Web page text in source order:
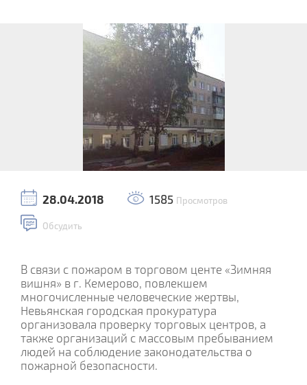
28.04.2018 1585 Просмотров
Обсудить
В связи с пожаром в торговом центе «Зимняя
вишня» в г. Кемерово, повлекшем
многочисленные человеческие жертвы,
Невьянская городская прокуратура
организовала проверку торговых центров, а
также организаций с массовым пребыванием
людей на соблюдение законодательства о
пожарной безопасности.